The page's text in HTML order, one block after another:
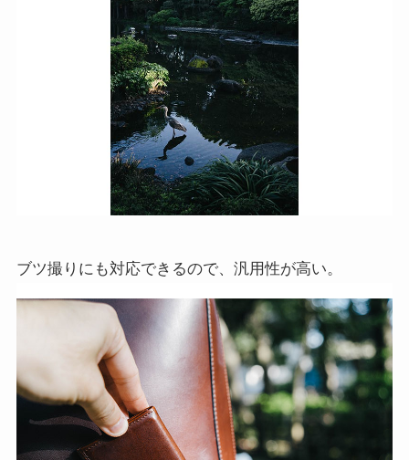
ブツ撮りにも対応できるので、汎用性が高い。